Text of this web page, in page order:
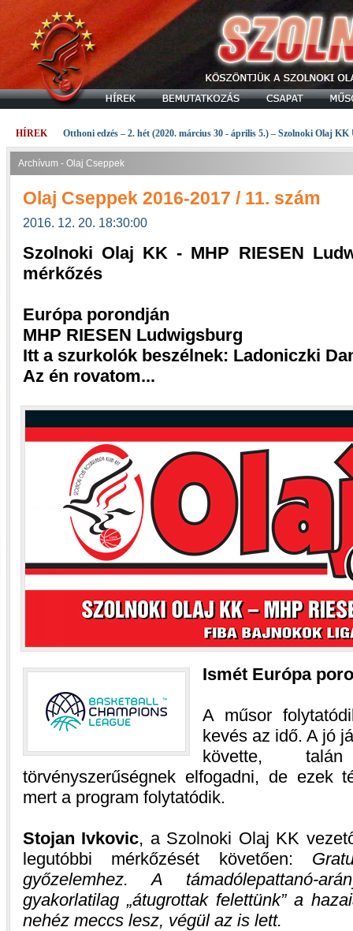
HÍREK Otthoni edzés – 2. hét (2020. március 30 - április 5.) – Szolnoki Olaj KK
Archívum - Olaj Cseppek
Olaj Cseppek 2016-2017 / 11. szám
2016. 12. 20. 18:30:00
Szolnoki Olaj KK - MHP RIESEN
mérkőzés
Európa porondján
MHP RIESEN Ludwigsburg
Itt a szurkolók beszélnek: Ladoniczki
Az én rovatom...
Ismét Európa
A műsor
kevés az idő. A jó
követte,
törvényszerűségnek elfogadni, de ezek
mert a program folytatódik.
Stojan Ivkovic, a Szolnoki Olaj KK
legutóbbi mérkőzését követően:
győzelemhez. A támadólepattanó-
gyakorlatilag „átugrottak felettünk” a
nehéz meccs lesz, végül az is lett.